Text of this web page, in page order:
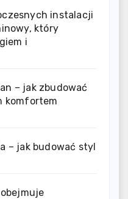
instalacji
który
i
– jak zbudować
komfortem
– jak budować styl